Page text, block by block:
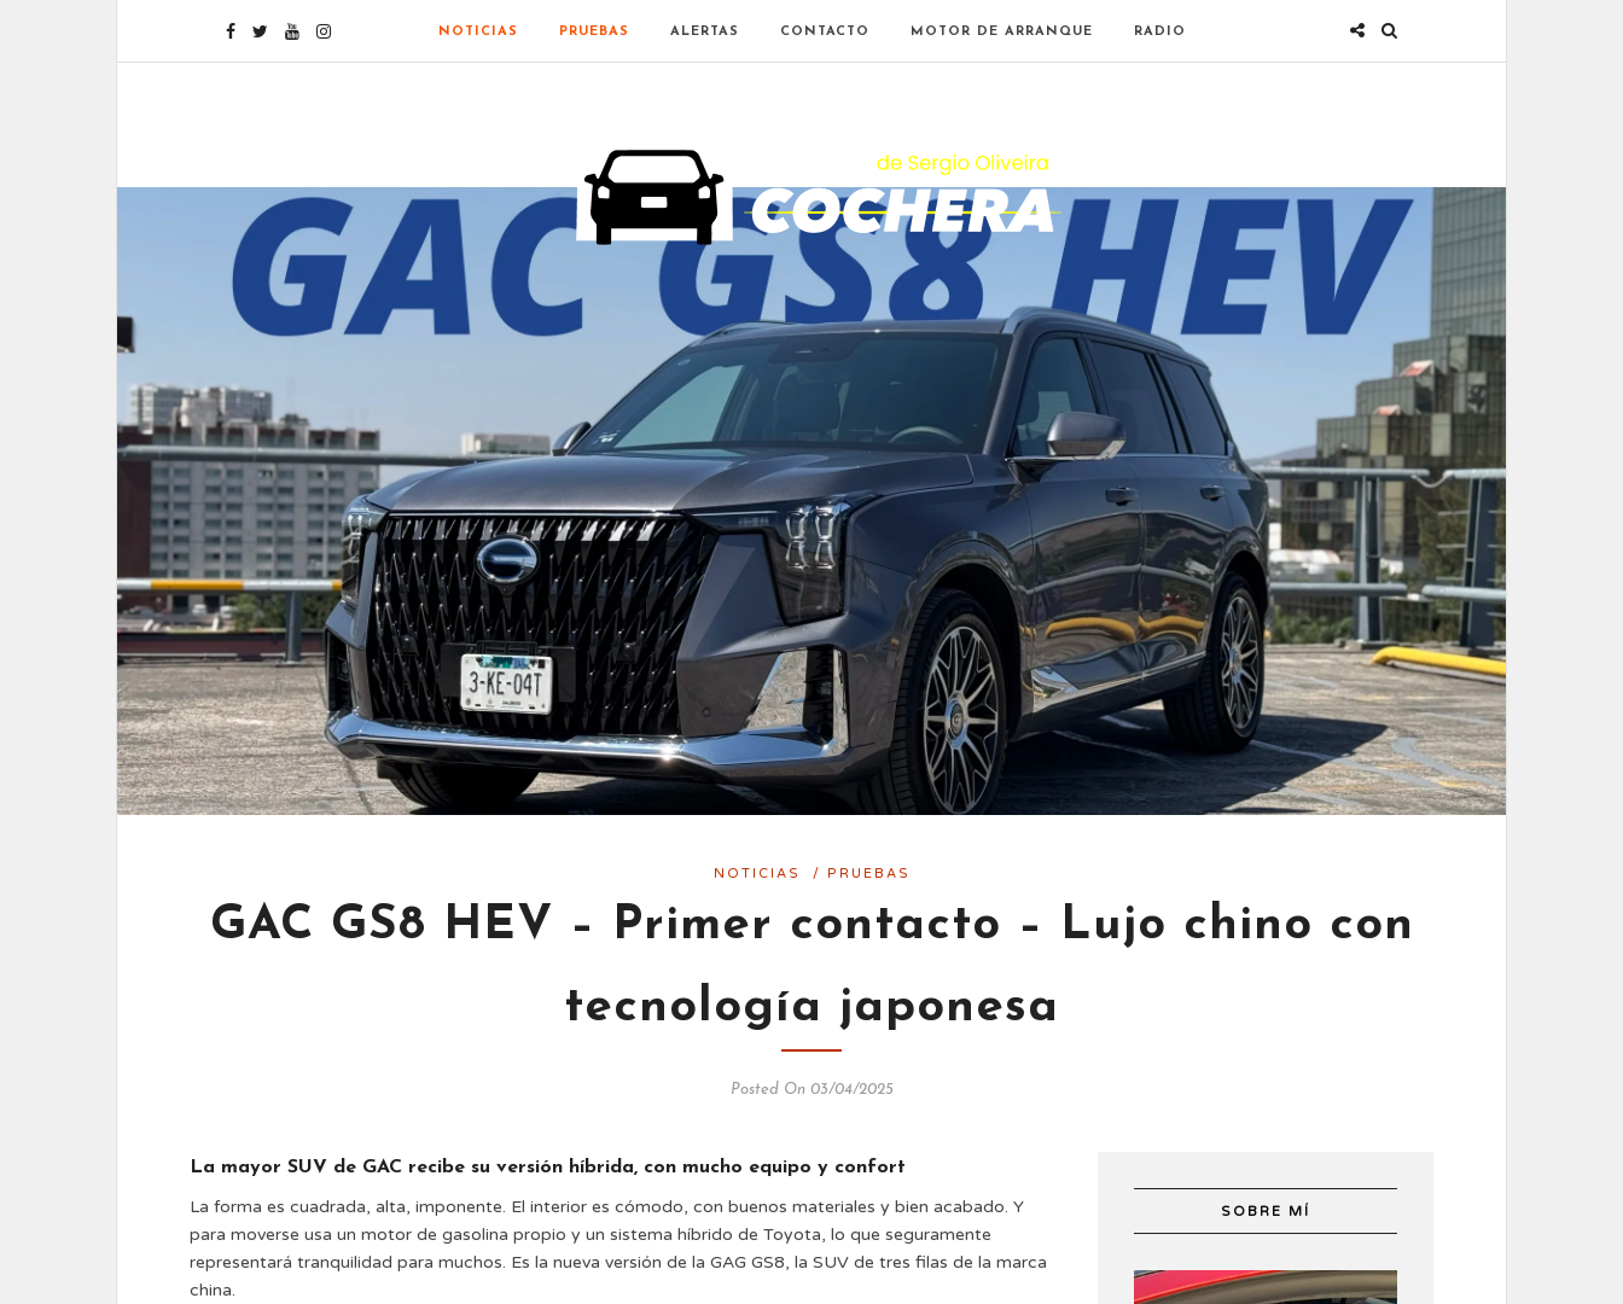
NOTICIAS PRUEBAS ALERTAS CONTACTO MOTOR DE ARRANQUE RADIO
NOTICIAS / PRUEBAS
GAC GS8 HEV – Primer contacto – Lujo chino con
tecnología japonesa
Posted On 03/04/2025
La mayor SUV de GAC recibe su versión híbrida, con mucho equipo y confort
La forma es cuadrada, alta, imponente. El interior es cómodo, con buenos materiales y bien acabado. Y
para moverse usa un motor de gasolina propio y un sistema híbrido de Toyota, lo que seguramente
representará tranquilidad para muchos. Es la nueva versión de la GAG GS8, la SUV de tres filas de la marca
china.
SOBRE MÍ